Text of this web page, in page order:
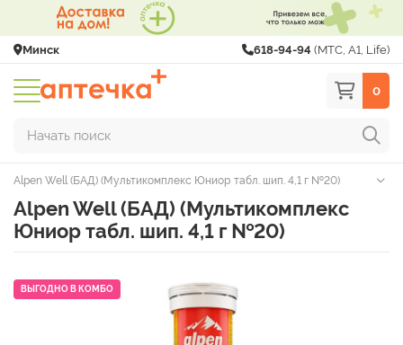
Минск 618-94-94 (МТС, A1, Life)
0
Начать поиск
Alpen Well (БАД) (Мультикомплекс Юниор табл. шип. 4,1 г №20)
Alpen Well (БАД) (Мультикомплекс
Юниор табл. шип. 4,1 г №20)
ВЫГОДНО В КОМБО